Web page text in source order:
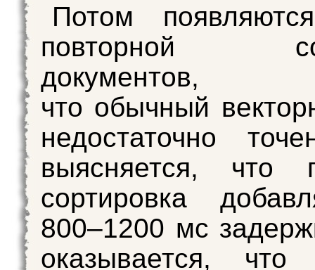
Потом
повторной
документов,
что обычный
недостаточно
выясняется, что
сортировка
800–1200 мс
оказывается, что